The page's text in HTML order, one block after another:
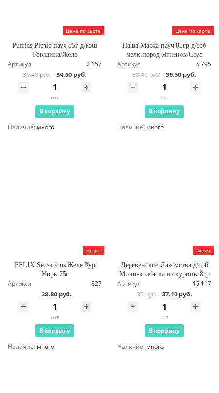
Цена по карте
Puffins Picnic пауч 85г д/кош
Говядина/Желе
Артикул
2 157
36.40 руб. 34.60 руб.
шт
В корзину
Наличие: много
Цена по карте
Наша Марка пауч 85гр д/соб
мелк.пород Ягненок/Соус
Артикул
6 795
38.40 руб. 36.50 руб.
шт
В корзину
Наличие: много
Акция
FELIX Sensations Желе Кур
Морк 75г
Артикул 827
38.80 руб.
шт
В корзину
Наличие: много
Акция
Деревенские Лакомства д/соб
Мини-колбаска из курицы 8гр
Артикул
16 117
39 руб. 37.10 руб.
шт
В корзину
Наличие: много